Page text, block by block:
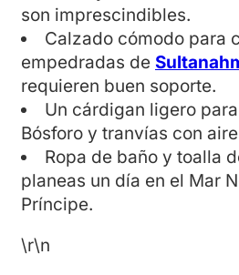
son imprescindibles.
Calzado cómodo para
empedradas de
requieren buen soporte.
Un cárdigan ligero
Bósforo y tranvías con
Ropa de baño y toalla
planeas un día en el Mar
Príncipe.
\r\n